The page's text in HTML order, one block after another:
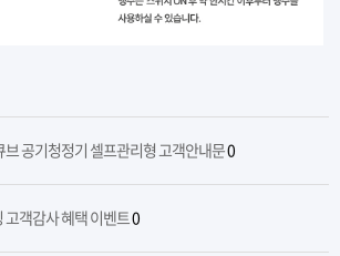
브 공기청정기 셀프관리형 고객안내문0
고객감사 혜택 이벤트0